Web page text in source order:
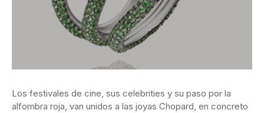
Los festivales de cine, sus celebrities y su paso por la
alfombra roja, van unidos a las joyas Chopard, en concreto